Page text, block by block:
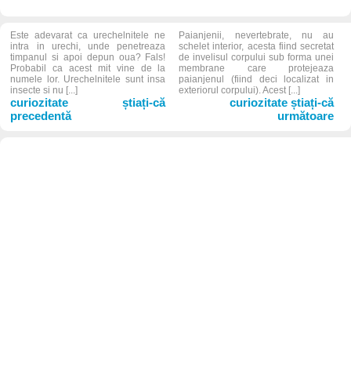
Este adevarat ca urechelnitele ne
intra in urechi, unde penetreaza
timpanul si apoi depun oua? Fals!
Probabil ca acest mit vine de la
numele lor. Urechelnitele sunt insa
insecte si nu [...]
curiozitate știați-că
precedentă
Paianjenii, nevertebrate, nu au
schelet interior, acesta fiind secretat
de invelisul corpului sub forma unei
membrane care protejeaza
paianjenul (fiind deci localizat in
exteriorul corpului). Acest [...]
curiozitate știați-că
următoare